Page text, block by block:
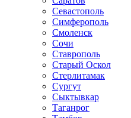
Севастополь
Симферополь
Смоленск
Сочи
Ставрополь
Старый Оскол
Стерлитамак
Сургут
Сыктывкар
Таганрог